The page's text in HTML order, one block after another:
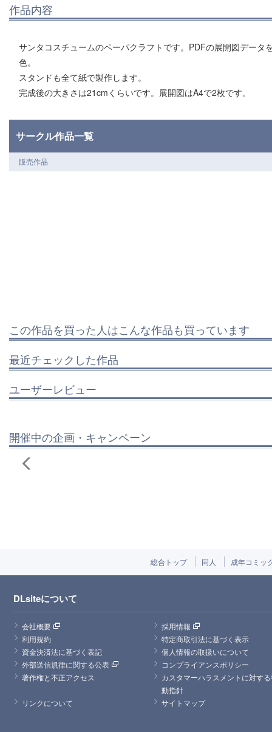
作品内容
サンタコスチュームのペーパクラフトです。PDFの展開図データ
色。
スタンドも全て紙で製作します。
完成後の大きさは21cmくらいです。展開図はA4で2枚です。
サークル作品一覧
販売作品
この作品を買った人はこんな作品も買っています
最近チェックした作品
ユーザーレビュー
開催中の企画・キャンペーン
総合トップ 同人 成年コミッ
DLsiteについて
会社概要
採用情報
利用規約
特定商取引法に基づく表示
資金決済法に基づく表記
個人情報の取扱いについて
外部送信規律に関する公表
コンプライアンスポリシー
著作権と不正アクセス
カスタマーハラスメントに対す
動指針
リンクについて
サイトマップ